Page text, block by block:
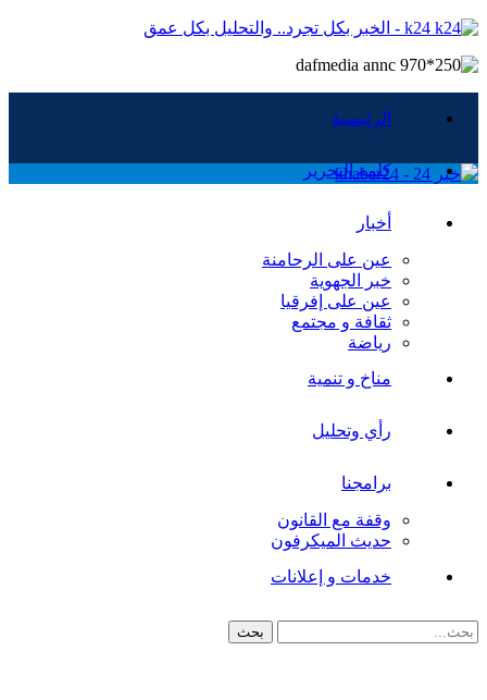
k24 - الخبر بكل تجرد.. والتحليل بكل عمق
الرئيسية
كلمة التحرير
أخبار
عين على الرحامنة
خبر الجهوية
عين على إفرقيا
ثقافة و مجتمع
رياضة
مناخ و تنمية
رأي وتحليل
برامجنا
وقفة مع القانون
حديث الميكرفون
خدمات و إعلانات